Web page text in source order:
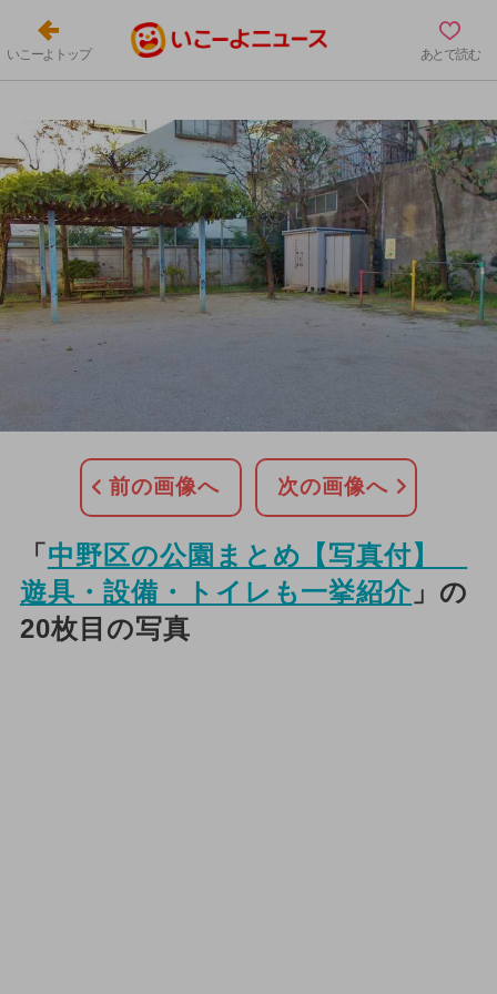
いこーよトップ あとで読む
前の画像へ 次の画像へ
「 中野区の公園まとめ【写真付】
遊具・設備・トイレも一挙紹介 」の
20枚目の写真